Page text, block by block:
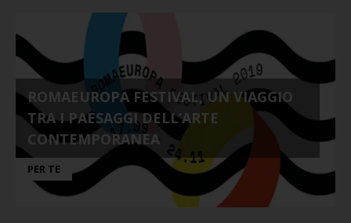
ROMAEUROPA FESTIVAL, UN VIAGGIO
TRA I PAESAGGI DELL’ARTE
CONTEMPORANEA
PER TE